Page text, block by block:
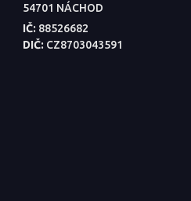
54701 NÁCHOD
IČ: 88526682
DIČ: CZ8703043591